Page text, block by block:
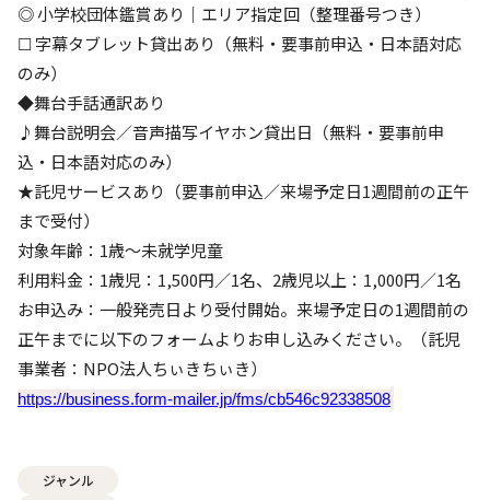
◎ 小学校団体鑑賞あり｜エリア指定回（整理番号つき）
☐ 字幕タブレット貸出あり（無料・要事前申込・日本語対応
のみ）
◆舞台手話通訳あり
♪舞台説明会／音声描写イヤホン貸出日（無料・要事前申
込・日本語対応のみ）
★託児サービスあり（要事前申込／来場予定日1週間前の正午
まで受付）
対象年齢：1歳〜未就学児童
利用料金：1歳児：1,500円／1名、2歳児以上：1,000円／1名
お申込み：一般発売日より受付開始。来場予定日の1週間前の
正午までに以下のフォームよりお申し込みください。（託児
事業者：NPO法人ちぃきちぃき）
https://business.form-mailer.jp/fms/cb546c92338508
ジャンル